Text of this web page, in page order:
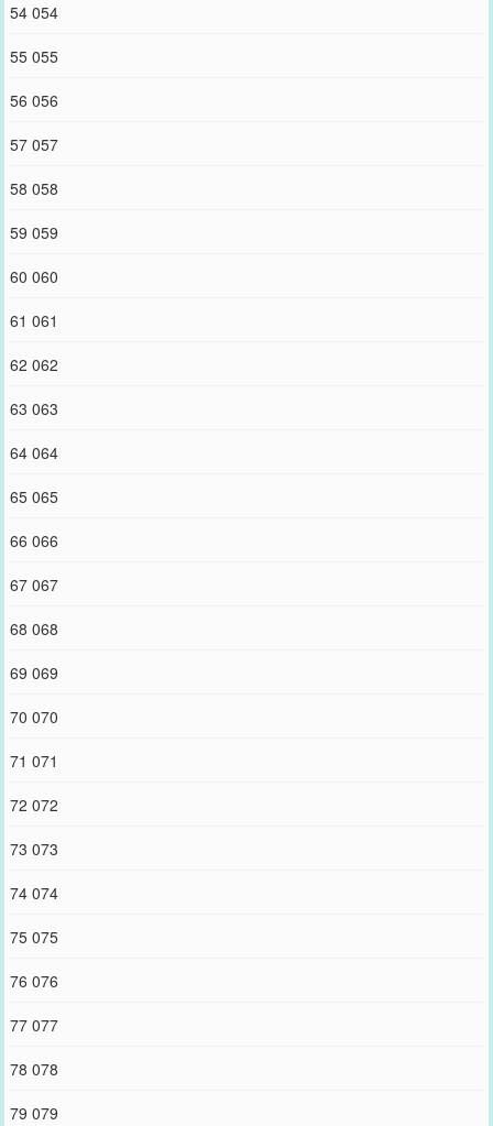
54 054
55 055
56 056
57 057
58 058
59 059
60 060
61 061
62 062
63 063
64 064
65 065
66 066
67 067
68 068
69 069
70 070
71 071
72 072
73 073
74 074
75 075
76 076
77 077
78 078
79 079